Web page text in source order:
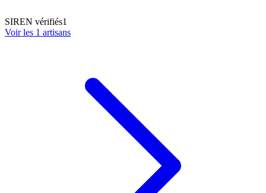
SIREN vérifiés1
Voir les 1 artisans